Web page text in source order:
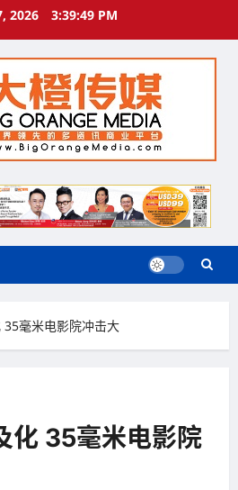
2026 3:39:50 PM
毫米电影院冲击大
化 35毫米电影院